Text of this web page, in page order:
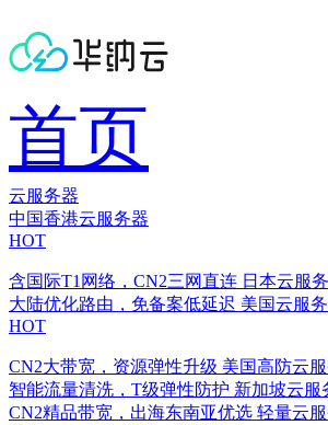
首页
云服务器
中国香港云服务器
HOT
含国际T1网络，CN2三网直连 日本云服
大陆优化路由，免备案低延迟 美国云服
HOT
CN2大带宽，资源弹性升级 美国高防云
智能流量清洗，T级弹性防护 新加坡云服
CN2精品带宽，出海东南亚优选 轻量云